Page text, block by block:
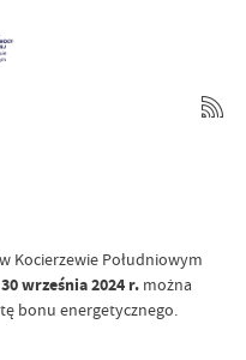
Kocierzewie Południowym
września 2024 r. można
bonu energetycznego.